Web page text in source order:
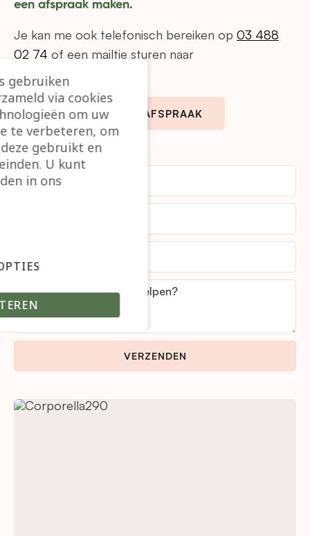
een afspraak maken.
Je kan me ook telefonisch bereiken op 03 488
02 74 of een mailtje sturen naar
info@corporella.be
MAAK ONLINE EEN AFSPRAAK
VERZENDEN
gebruiken
via cookies
om uw
te verbeteren, om
gebruikt en
U kunt
in ons